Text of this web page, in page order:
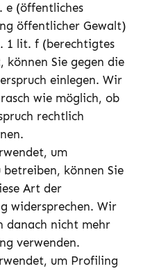
e (öffentliches
öffentlicher Gewalt)
1 lit. f (berechtigtes
können Sie gegen die
einlegen. Wir
wie möglich, ob
rechtlich
um
können Sie
Art der
widersprechen. Wir
danach nicht mehr
verwenden.
um Profiling